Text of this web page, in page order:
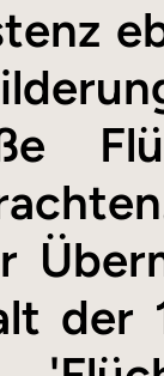
der